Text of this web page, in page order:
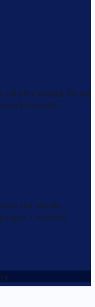
till vårt arbete för en
framtid.
ska hända
/ månad).